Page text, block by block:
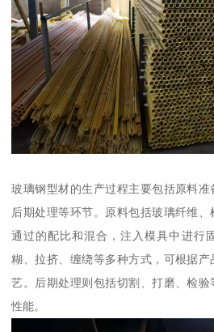
玻璃钢型材的生产过程主要包括原料
后期处理等环节。原料包括玻璃纤维、
通过的配比和混合，注入模具中进行
糊、拉挤、缠绕等多种方式，可根据
艺。后期处理则包括切割、打磨、检
性能。